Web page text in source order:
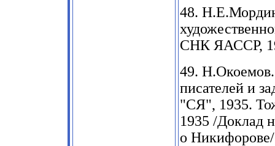
48.
СНК ЯАССР,
49. Н.Окоемов.
писателей и
"СЯ", 1935.
1935 /Доклад
о Никифорове/